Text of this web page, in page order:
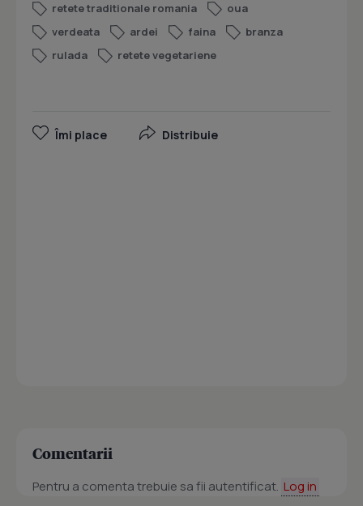
retete traditionale romania
oua
verdeata
ardei faina
branza
rulada
retete vegetariene
Îmi place Distribuie
Comentarii
Pentru a comenta trebuie sa fii autentificat. Log in